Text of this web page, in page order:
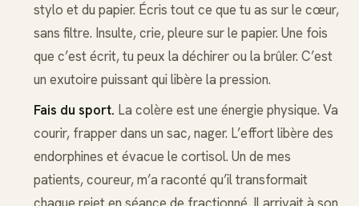
stylo et du papier. Écris tout ce que tu as sur le cœur,
sans filtre. Insulte, crie, pleure sur le papier. Une fois
que c’est écrit, tu peux la déchirer ou la brûler. C’est
un exutoire puissant qui libère la pression.
Fais du sport. La colère est une énergie physique. Va
courir, frapper dans un sac, nager. L’effort libère des
endorphines et évacue le cortisol. Un de mes
patients, coureur, m’a raconté qu’il transformait